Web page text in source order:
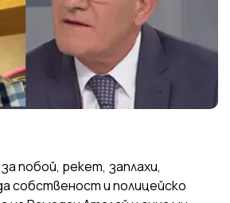
побой, рекет, заплахи,
собственост и полицейско